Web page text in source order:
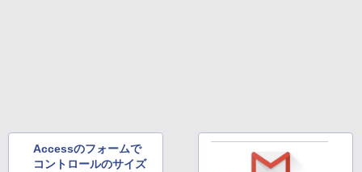
Accessのフォームで
コントロールのサイズ